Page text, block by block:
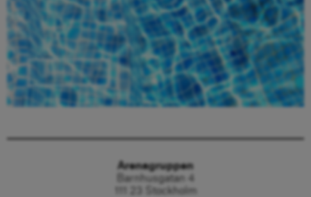
Beställ här
Arenagruppen
Barnhusgatan 4
111 23 Stockholm